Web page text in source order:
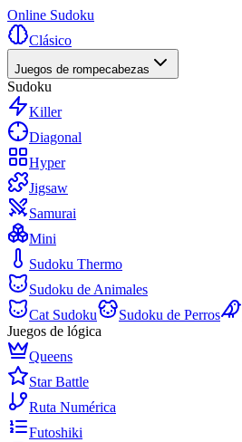
Online Sudoku
Clásico
Juegos de rompecabezas
Sudoku
Killer
Diagonal
Hyper
Jigsaw
Samurai
Mini
Sudoku Thermo
Sudoku de Animales
Cat Sudoku
Sudoku de Perros
Juegos de lógica
Queens
Star Battle
Ruta Numérica
Futoshiki